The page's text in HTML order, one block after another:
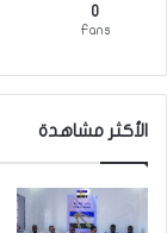
0
Fans
الأكثر مشاهدة